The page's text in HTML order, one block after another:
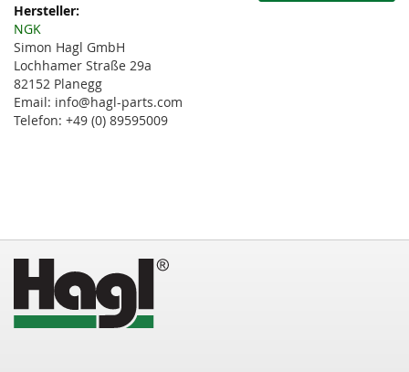
Weitere
Informationen
NGK
Simon Hagl GmbH
Lochhamer Straße 29a
82152 Planegg
Email: info@hagl-parts.com
Telefon: +49 (0) 89595009